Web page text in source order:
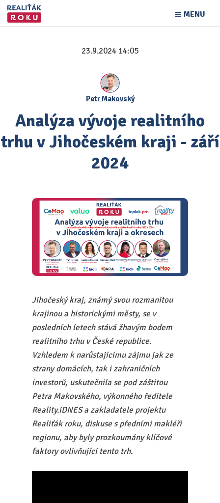
MENU
23.9.2024 14:05
Petr Makovský
Analýza vývoje realitního
trhu v Jihočeském kraji - září
2024
Jihočeský kraj, známý svou rozmanitou
krajinou a historickými městy, se v
posledních letech stává žhavým bodem
realitního trhu v České republice.
Vzhledem k narůstajícímu zájmu jak ze
strany domácích, tak i zahraničních
investorů, uskutečnila se pod záštitou
Petra Makovského, výkonného ředitele
Reality.iDNES a zakladatele projektu
Realiťák roku, diskuse s předními makléři
regionu, aby byly prozkoumány klíčové
faktory ovlivňující tento trh.